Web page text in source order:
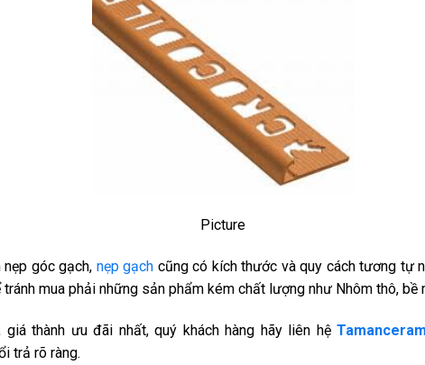
Picture
góc gạch, nẹp gạch cũng có kích thước và quy cách tương tự
mua phải những sản phẩm kém chất lượng như Nhôm thô, bề
thành ưu đãi nhất, quý khách hàng hãy liên hệ
trả rõ ràng.